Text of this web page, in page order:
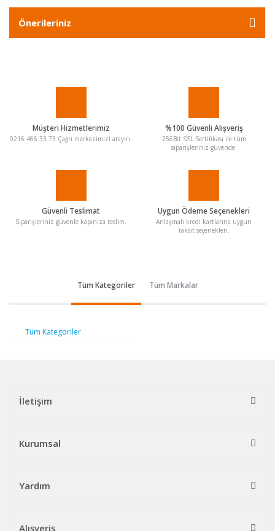
Önerileriniz
Müşteri Hizmetlerimiz
0216 466 33 73 Çağrı merkezimizi arayın.
%100 Güvenli Alışveriş
256Bit SSL Sertifikası ile tüm
siparişleriniz güvende.
Güvenli Teslimat
Siparişleriniz güvenle kapınıza teslim.
Uygun Ödeme Seçenekleri
Anlaşmalı kredi kartlarına uygun
taksit seçenekleri.
Tüm Kategoriler Tüm Markalar
Tüm Kategoriler
İletişim
Kurumsal
Yardım
Alışveriş